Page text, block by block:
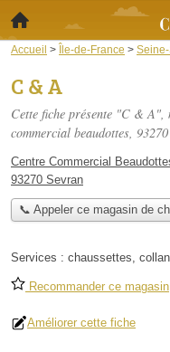
Accueil > Île-de-France >
C & A
Cette fiche présente "C & A",
commercial beaudottes,
Centre Commercial
93270 Sevran
📞 Appeler ce magasin de
Services : chaussettes,
Recommander ce magasin
Améliorer cette fiche